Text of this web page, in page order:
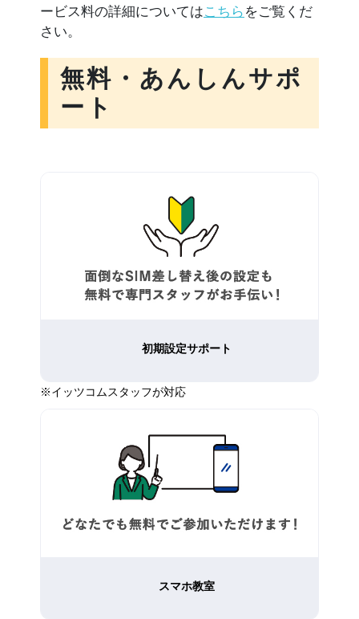
ービス料の詳細についてはこちら をご覧くだ
さい。
無料・あんしんサポ
ート
初期設定サポート
※イッツコムスタッフが対応
スマホ教室